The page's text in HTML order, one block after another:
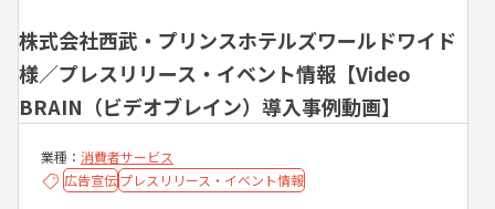
株式会社西武・プリンスホテルズワールドワイド
様／プレスリリース・イベント情報【Video
BRAIN（ビデオブレイン）導入事例動画】
業種： 消費者サービス
広告宣伝プレスリリース・イベント情報